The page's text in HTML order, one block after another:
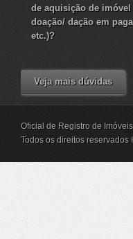
de aquisição de
doação/ dação em
etc.)?
Veja mais dúvidas
Oficial de Registro de
Todos os direitos reservados